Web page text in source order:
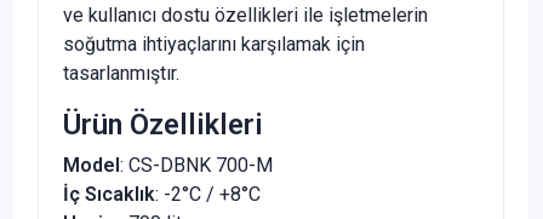
ve kullanıcı dostu özellikleri ile işletmelerin
soğutma ihtiyaçlarını karşılamak için
tasarlanmıştır.
Ürün Özellikleri
Model : CS-DBNK 700-M
İç Sıcaklık: -2°C / +8°C